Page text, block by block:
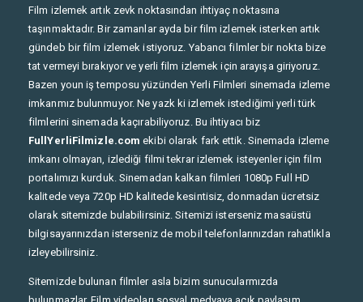
Film izlemek artık zevk noktasından ihtiyaç noktasına
taşınmaktadır. Bir zamanlar ayda bir film izlemek isterken artık
gündeb bir film izlemek istiyoruz. Yabancı filmler bir nokta bize
tat vermeyi bırakıyor ve yerli film izlemek için arayışa giriyoruz.
Bazen youn iş temposu yüzünden Yerli Filmleri sinemada izleme
imkanmız bulunmuyor. Ne yazk ki izlemek istediğimi yerli türk
filmlerini sinemada kaçırabiliyoruz. Bu ihtiyacı biz
FullYerliFilmizle.com ekibi olarak fark ettik. Sinemada izleme
imkanı olmayan, izlediği filmi tekrar izlemek isteyenler için film
portalımızı kurduk. Sinemadan kalkan filmleri 1080p Full HD
kalitede veya 720p HD kalitede kesintisiz, donmadan ücretsiz
olarak sitemizde bulabilirsiniz. Sitemizi isterseniz masaüstü
bilgisayarınızdan isterseniz de mobil telefonlarınızdan rahatlıkla
izleyebilirsiniz.
Sitemizde bulunan filmler asla bizim sunucularmızda
bulunmazlar. Film videoları sosyal medyaya açık paylaşım